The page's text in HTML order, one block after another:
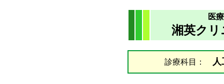
医
湘英クリ
診療科目：